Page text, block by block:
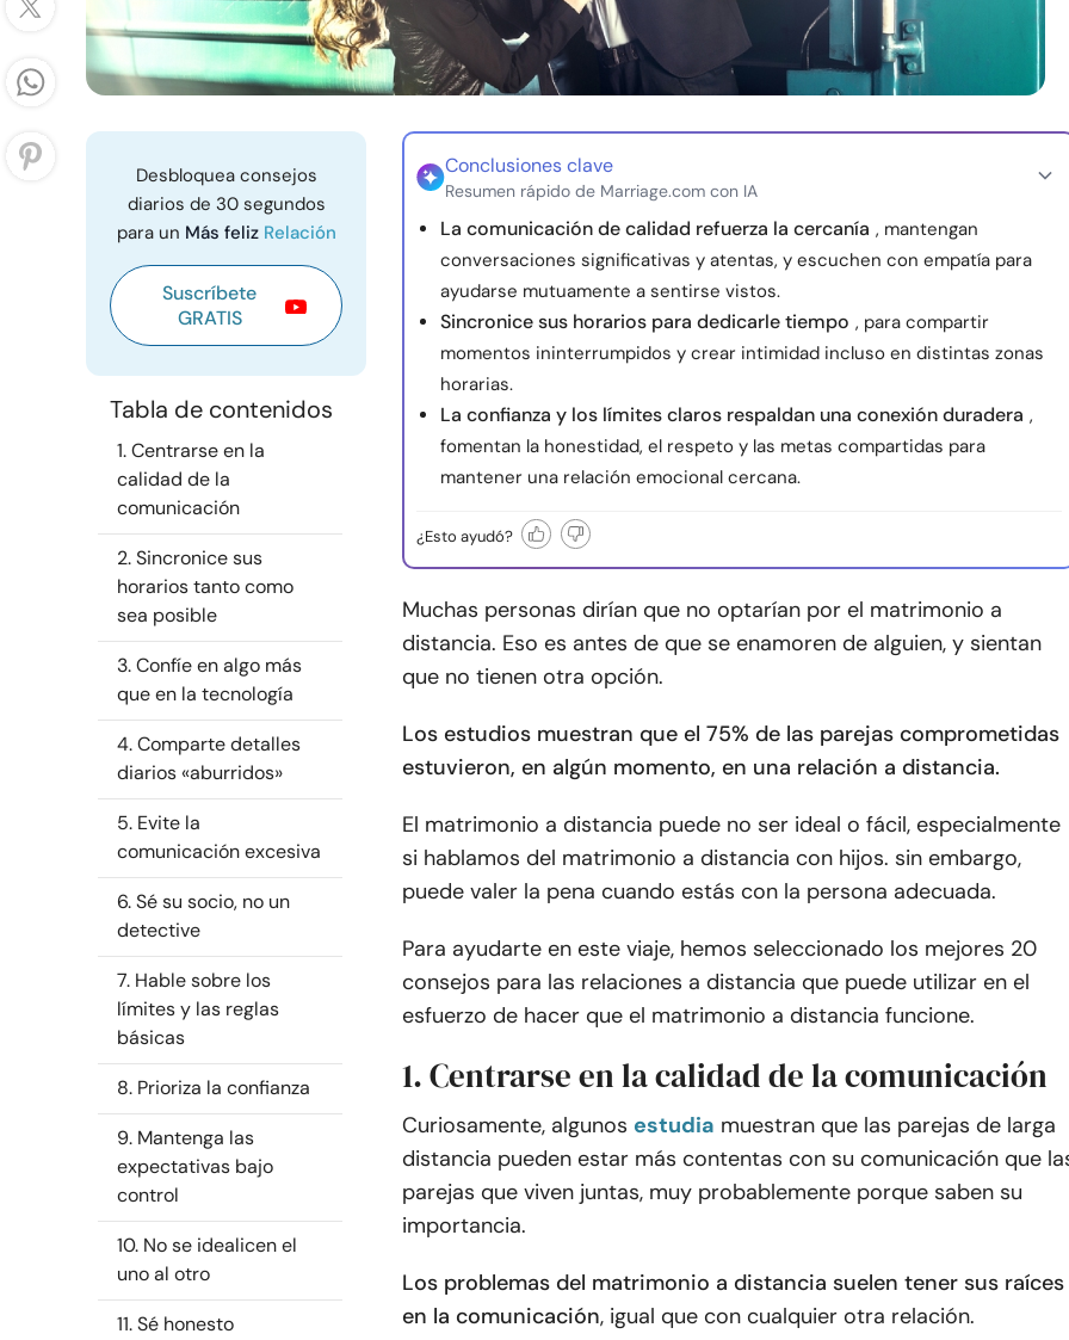
Desbloquea consejos
diarios de 30 segundos
para un Más feliz Relación
Suscríbete
GRATIS
Tabla de contenidos
1. Centrarse en la
calidad de la
comunicación
2. Sincronice sus
horarios tanto como
sea posible
3. Confíe en algo más
que en la tecnología
4. Comparte detalles
diarios «aburridos»
5. Evite la
comunicación excesiva
6. Sé su socio, no un
detective
7. Hable sobre los
límites y las reglas
básicas
8. Prioriza la confianza
9. Mantenga las
expectativas bajo
control
10. No se idealicen el
uno al otro
11. Sé honesto
Conclusiones clave
Resumen rápido de Marriage.com con IA
La comunicación de calidad refuerza la cercanía , mantengan
conversaciones significativas y atentas, y escuchen con empatía para
ayudarse mutuamente a sentirse vistos.
Sincronice sus horarios para dedicarle tiempo , para compartir
momentos ininterrumpidos y crear intimidad incluso en distintas zonas
horarias.
La confianza y los límites claros respaldan una conexión duradera ,
fomentan la honestidad, el respeto y las metas compartidas para
mantener una relación emocional cercana.
¿Esto ayudó?
Muchas personas dirían que no optarían por el matrimonio a
distancia. Eso es antes de que se enamoren de alguien, y sientan
que no tienen otra opción.
Los estudios muestran que el 75% de las parejas comprometidas
estuvieron, en algún momento, en una relación a distancia.
El matrimonio a distancia puede no ser ideal o fácil, especialmente
si hablamos del matrimonio a distancia con hijos. sin embargo,
puede valer la pena cuando estás con la persona adecuada.
Para ayudarte en este viaje, hemos seleccionado los mejores 20
consejos para las relaciones a distancia que puede utilizar en el
esfuerzo de hacer que el matrimonio a distancia funcione.
1. Centrarse en la calidad de la comunicación
Curiosamente, algunos estudia muestran que las parejas de larga
distancia pueden estar más contentas con su comunicación que
parejas que viven juntas, muy probablemente porque saben su
importancia.
Los problemas del matrimonio a distancia suelen tener sus raíces
en la comunicación, igual que con cualquier otra relación.